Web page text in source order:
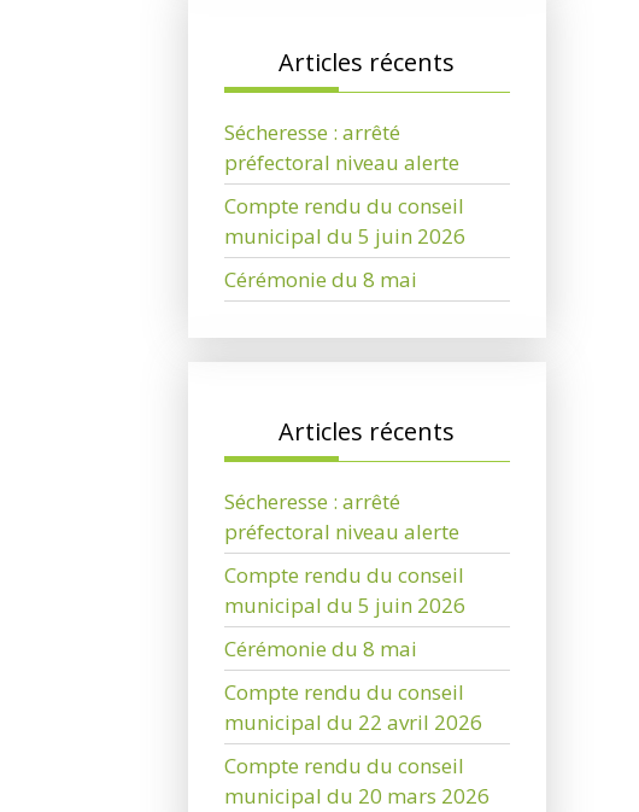
Articles récents
Sécheresse : arrêté
préfectoral niveau alerte
Compte rendu du conseil
municipal du 5 juin 2026
Cérémonie du 8 mai
Articles récents
Sécheresse : arrêté
préfectoral niveau alerte
Compte rendu du conseil
municipal du 5 juin 2026
Cérémonie du 8 mai
Compte rendu du conseil
municipal du 22 avril 2026
Compte rendu du conseil
municipal du 20 mars 2026